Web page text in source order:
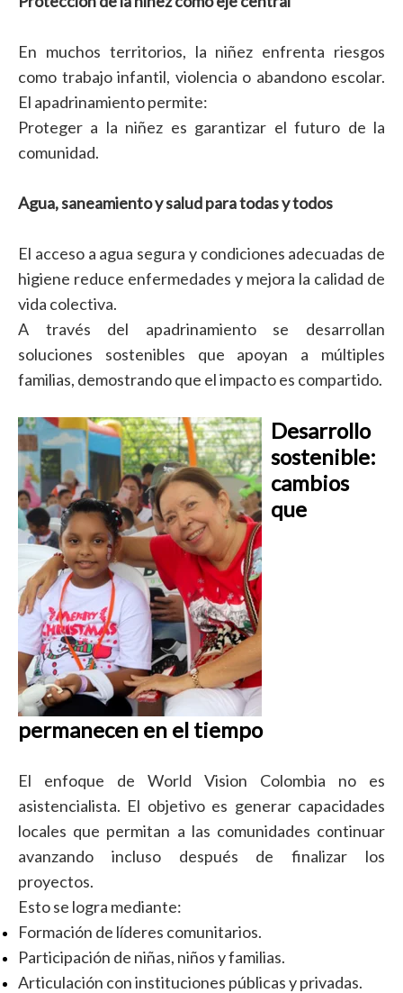
En muchos territorios, la niñez enfrenta riesgos
como trabajo infantil, violencia o abandono escolar.
El apadrinamiento permite:
Proteger a la niñez es garantizar el futuro de la
comunidad.
Agua, saneamiento y salud para todas y todos
El acceso a agua segura y condiciones adecuadas de
higiene reduce enfermedades y mejora la calidad de
vida colectiva.
A través del apadrinamiento se desarrollan
soluciones sostenibles que apoyan a múltiples
familias, demostrando que el impacto es compartido.
Desarrollo
sostenible:
cambios
que
permanecen en el tiempo
El enfoque de World Vision Colombia no es
asistencialista. El objetivo es generar capacidades
locales que permitan a las comunidades continuar
avanzando incluso después de finalizar los
proyectos.
Esto se logra mediante:
Formación de líderes comunitarios.
Participación de niñas, niños y familias.
Articulación con instituciones públicas y privadas.